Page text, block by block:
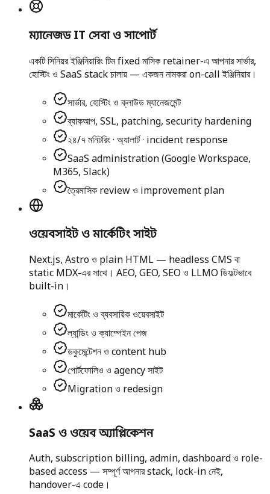
ম্যানেজড IT সেবা ও সাপোর্ট
একটি সিনিয়র ইঞ্জিনিয়ারিং টিম fixed মাসিক retainer-এ আপনার সার্ভার,
হোস্টিং ও SaaS stack চালায় — একজন নামকরা on-call ইঞ্জিনিয়ার।
সার্ভার, হোস্টিং ও ক্লাউড ম্যানেজমেন্ট
ব্যাকআপ, SSL, patching, security hardening
২৪/৭ মনিটরিং · অ্যালার্ট · incident response
SaaS administration (Google Workspace,
M365, Slack)
ত্রৈমাসিক review ও improvement plan
ওয়েবসাইট ও মার্কেটিং সাইট
Next.js, Astro ও plain HTML — headless CMS বা
static MDX-এর সাথে। AEO, GEO, SEO ও LLMO ডিফল্টভাবে
built-in।
মার্কেটিং ও ব্যবসায়িক ওয়েবসাইট
ল্যান্ডিং ও ক্যাম্পেইন পেজ
ডকুমেন্টেশন ও content hub
পোর্টফোলিও ও agency সাইট
Migration ও redesign
SaaS ও ওয়েব অ্যাপ্লিকেশন
Auth, subscription billing, admin, dashboard ও role-
based access — সম্পূর্ণ আপনার stack, lock-in নেই,
handover-এ code।